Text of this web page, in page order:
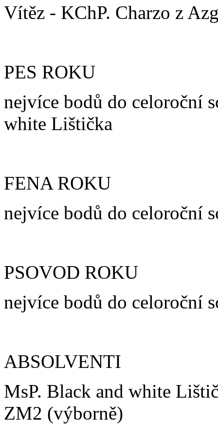
Vítěz - KChP. Charzo z
PES ROKU
nejvíce bodů do celoroční
white Lištička
FENA ROKU
nejvíce bodů do celoroční
PSOVOD ROKU
nejvíce bodů do celoroční
ABSOLVENTI
MsP. Black and white
ZM2 (výborně)